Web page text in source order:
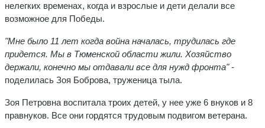
нелегких временах, когда и взрослые и дети делали все
возможное для Победы.
"Мне было 11 лет когда война началась, трудилась где
придется. Мы в Тюменской области жили. Хозяйство
держали, конечно мы отдавали все для нужд фронта"-
поделилась Зоя Боброва, труженица тыла.
Зоя Петровна воспитала троих детей, у нее уже 6 внуков и 8
правнуков. Все они гордятся трудовым подвигом ветерана.